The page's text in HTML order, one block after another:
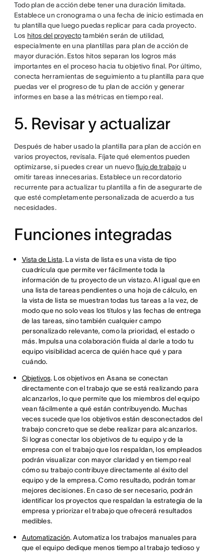
Todo plan de acción debe tener una duración limitada.
Establece un cronograma o una fecha de inicio estimada en
tu plantilla que luego puedas replicar para cada proyecto.
Los hitos del proyectotambién serán de utilidad,
especialmente en una plantillas para plan de acción de
mayor duración. Estos hitos separan los logros más
importantes en el proceso hacia tu objetivo final. Por último,
conecta herramientas de seguimiento a tu plantilla para que
puedas ver el progreso de tu plan de acción y generar
informes en base a las métricas en tiempo real.
5. Revisar y actualizar
Después de haber usado la plantilla para plan de acción en
varios proyectos, revísala. Fíjate qué elementos pueden
optimizarse, si puedes crear un nuevoflujo de trabajo u
omitir tareas innecesarias. Establece un recordatorio
recurrente para actualizar tu plantilla a fin de asegurarte de
que esté completamente personalizada de acuerdo a tus
necesidades.
Funciones integradas
Vista de Lista. La vista de lista es una vista de tipo
cuadrícula que permite ver fácilmente toda la
información de tu proyecto de un vistazo. Al igual que en
una lista de tareas pendientes o una hoja de cálculo, en
la vista de lista se muestran todas tus tareas a la vez, de
modo que no solo veas los títulos y las fechas de entrega
de las tareas, sino también cualquier campo
personalizado relevante, como la prioridad, el estado o
más. Impulsa una colaboración fluida al darle a todo tu
equipo visibilidad acerca de quién hace qué y para
cuándo.
Objetivos. Los objetivos en Asana se conectan
directamente con el trabajo que se está realizando para
alcanzarlos, lo que permite que los miembros del equipo
vean fácilmente a qué están contribuyendo. Muchas
veces sucede que los objetivos están desconectados del
trabajo concreto que se debe realizar para alcanzarlos.
Si logras conectar los objetivos de tu equipo y de la
empresa con el trabajo que los respaldan, los empleados
podrán visualizar con mayor claridad y en tiempo real
cómo su trabajo contribuye directamente al éxito del
equipo y de la empresa. Como resultado, podrán tomar
mejores decisiones. En caso de ser necesario, podrán
identificar los proyectos que respaldan la estrategia de la
empresa y priorizar el trabajo que ofrecerá resultados
medibles.
Automatización. Automatiza los trabajos manuales para
que el equipo dedique menos tiempo al trabajo tedioso y